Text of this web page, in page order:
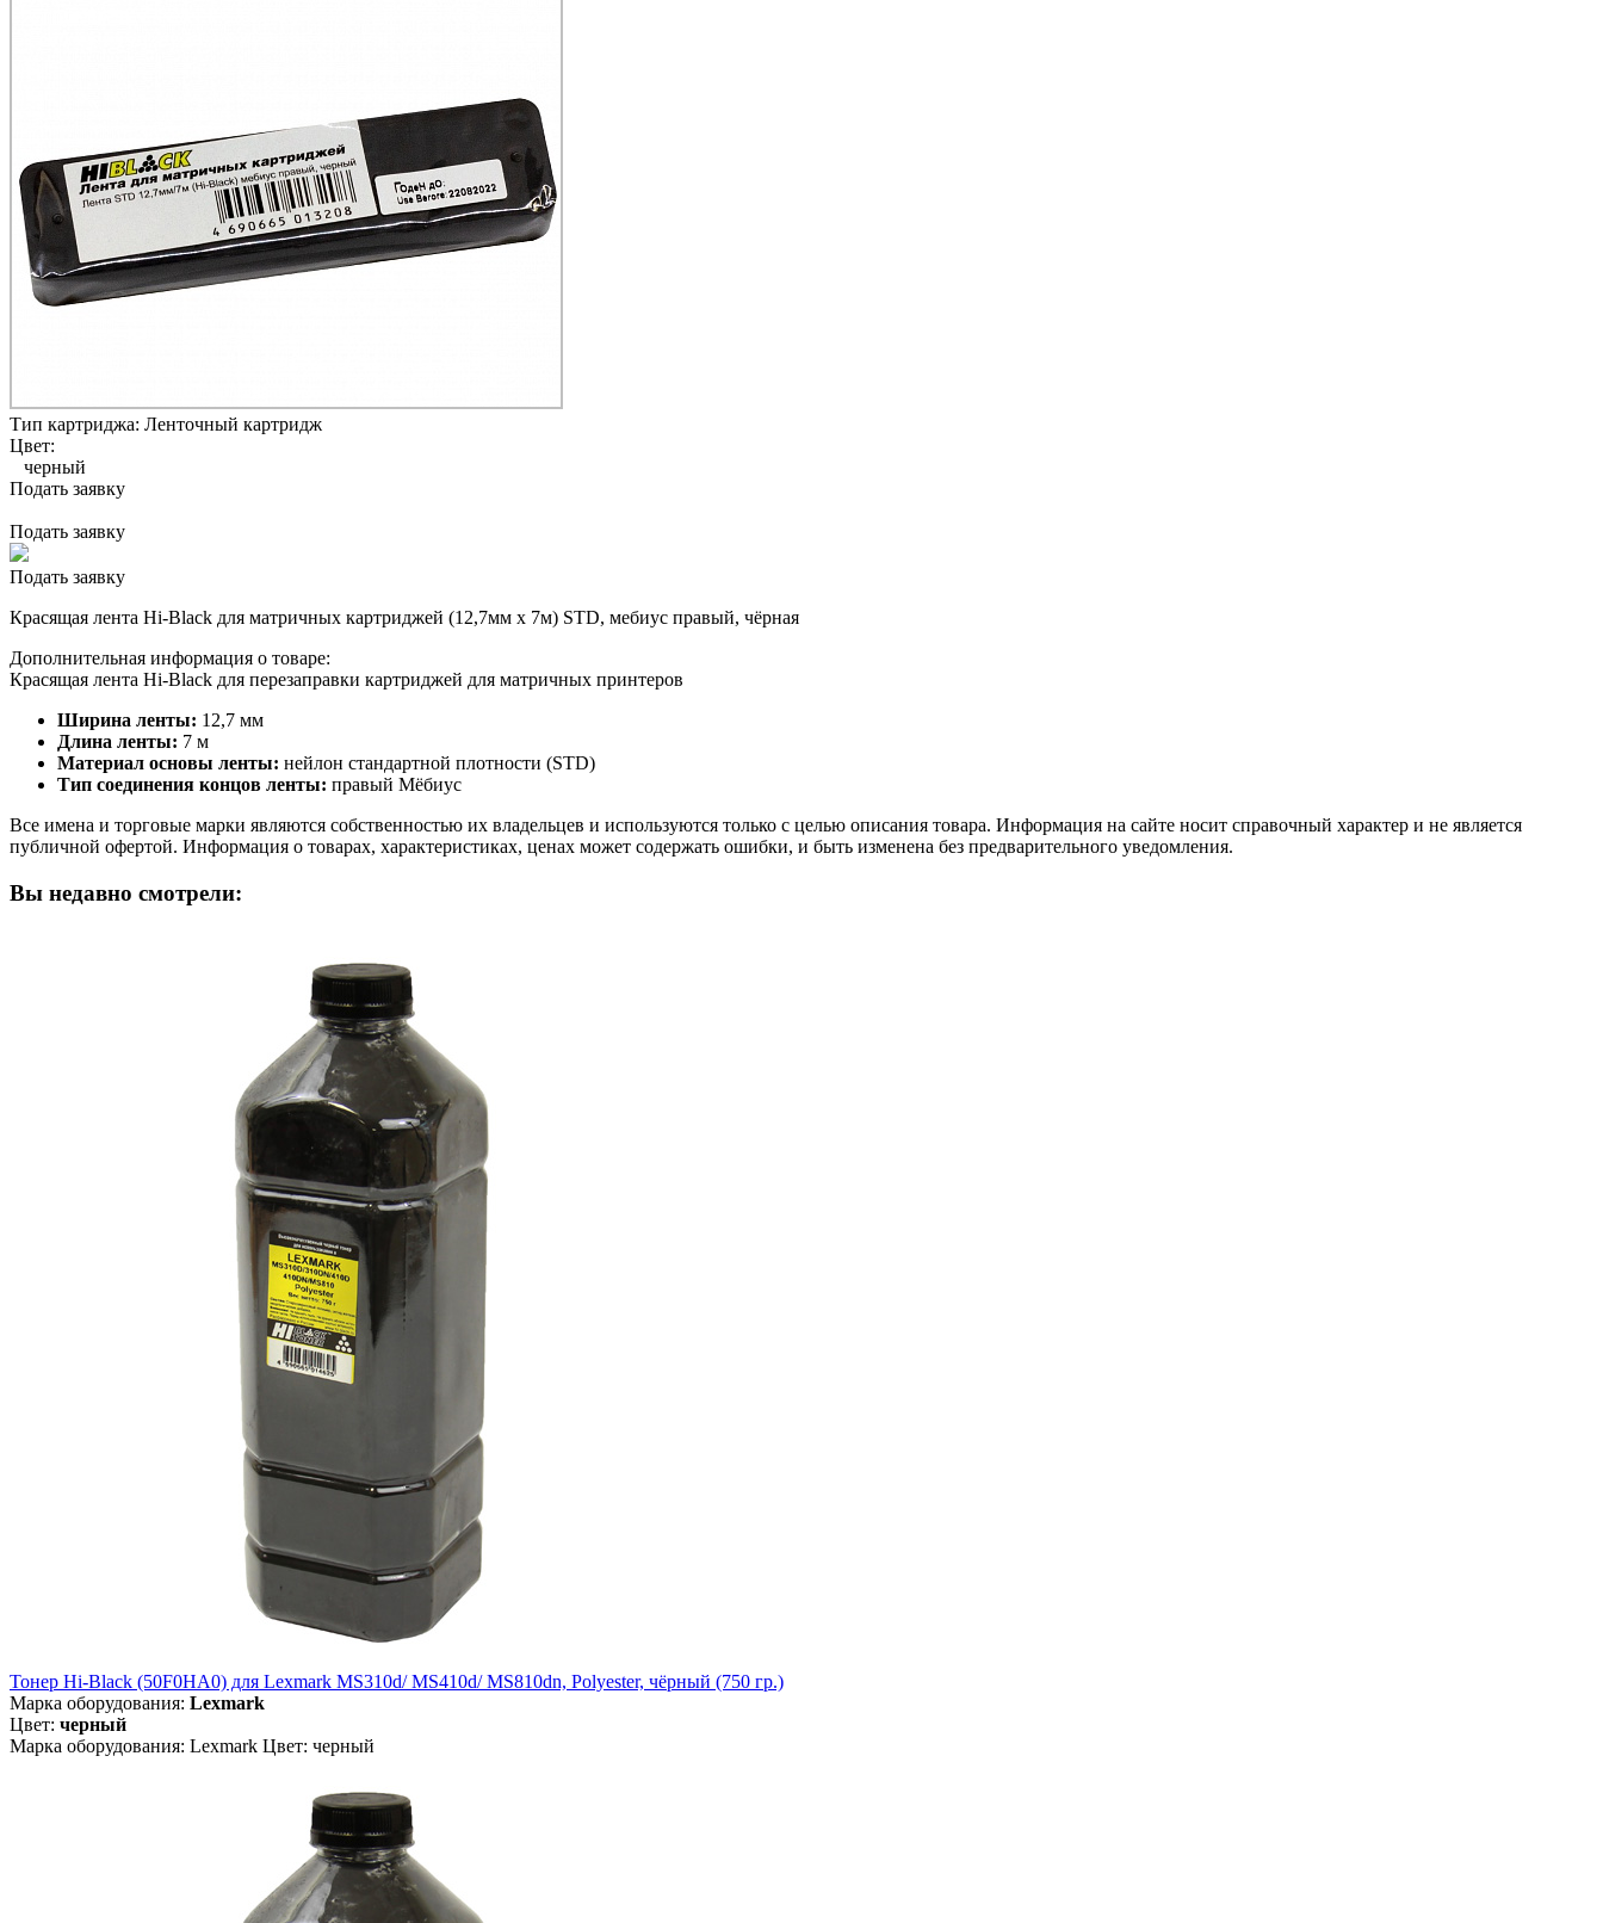
Тип картриджа: Ленточный картридж
Цвет:
черный
Подать заявку
Подать заявку
Подать заявку
Красящая лента Hi-Black для матричных картриджей (12,7мм x 7м) STD, мебиус правый, чёрная
Дополнительная информация о товаре:
Красящая лента Hi-Black для перезаправки картриджей для матричных принтеров
Ширина ленты: 12,7 мм
Длина ленты: 7 м
Материал основы ленты: нейлон стандартной плотности (STD)
Тип соединения концов ленты: правый Мёбиус
Все имена и торговые марки являются собственностью их владельцев и используются только с целью описания товара. Информация на сайте носит справочный характер и не является
публичной офертой. Информация о товарах, характеристиках, ценах может содержать ошибки, и быть изменена без предварительного уведомления.
Вы недавно смотрели:
Тонер Hi-Black (50F0HA0) для Lexmark MS310d/ MS410d/ MS810dn, Polyester, чёрный (750 гр.)
Марка оборудования: Lexmark
Цвет: черный
Марка оборудования: Lexmark Цвет: черный